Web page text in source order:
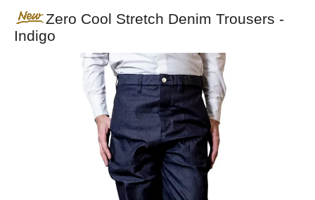
Zero Cool Stretch Denim Trousers -
Indigo